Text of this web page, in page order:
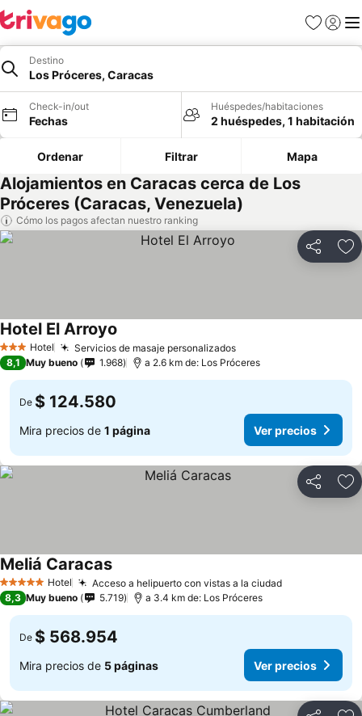
Favoritos
Iniciar
Destino
Los Próceres, Caracas
Check-in/out
Fechas
Huéspedes/habitaciones
2 huéspedes, 1 habitación
Ordenar Filtrar Mapa
Alojamientos en Caracas cerca de Los
Próceres (Caracas, Venezuela)
Cómo los pagos afectan nuestro ranking
Compartir
3 Estrellas
Hotel Servicios de masaje personalizados
Hotel El Arroyo
8,1 Muy bueno 1.968 a 2.6 km de: Los Próceres
De $ 124.580
Mira precios de 1 página Ver precios
Compartir
5 Estrellas Hotel Acceso a helipuerto con vistas a la ciudad
Meliá Caracas
8,3 Muy bueno 5.719 a 3.4 km de: Los Próceres
De $ 568.954
Mira precios de 5 páginas Ver precios